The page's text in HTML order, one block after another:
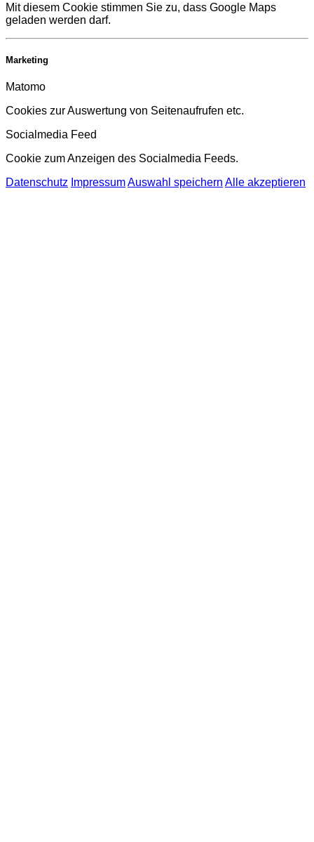
Mit diesem Cookie stimmen Sie zu, dass Google Maps
geladen werden darf.
Marketing
Matomo
Cookies zur Auswertung von Seitenaufrufen etc.
Socialmedia Feed
Cookie zum Anzeigen des Socialmedia Feeds.
Datenschutz ImpressumAuswahl speichern Alle akzeptieren